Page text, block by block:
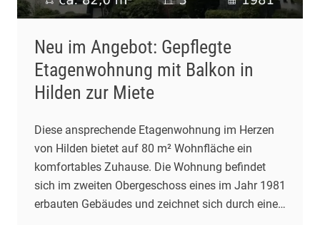
Neu im Angebot: Gepflegte
Etagenwohnung mit Balkon in
Hilden zur Miete
Diese ansprechende Etagenwohnung im Herzen
von Hilden bietet auf 80 m² Wohnfläche ein
komfortables Zuhause. Die Wohnung befindet
sich im zweiten Obergeschoss eines im Jahr 1981
erbauten Gebäudes und zeichnet sich durch einen